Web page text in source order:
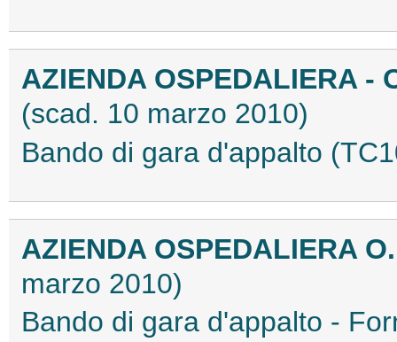
AZIENDA OSPEDALIERA -
(scad. 10 marzo 2010)
Bando di gara d'appalto
AZIENDA OSPEDALIERA
marzo 2010)
Bando di gara d'appalto -